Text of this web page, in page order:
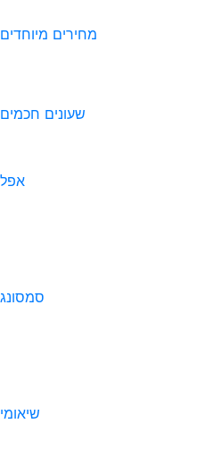
מחירים מיוחדים
שעונים חכמים
אפל
סמסונג
שיאומי